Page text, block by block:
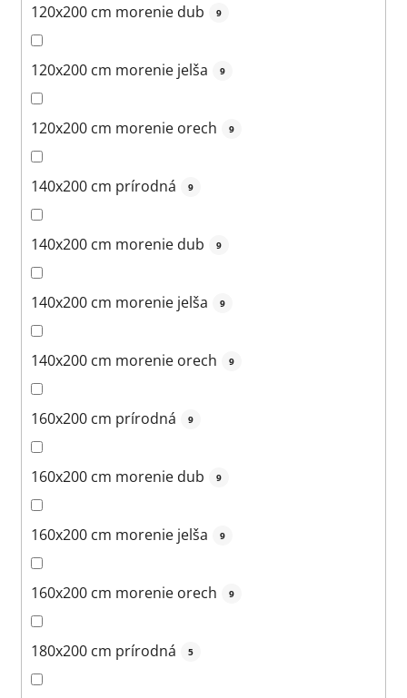
120x200 cm morenie dub 9
120x200 cm morenie jelša 9
120x200 cm morenie orech 9
140x200 cm prírodná 9
140x200 cm morenie dub 9
140x200 cm morenie jelša 9
140x200 cm morenie orech 9
160x200 cm prírodná 9
160x200 cm morenie dub 9
160x200 cm morenie jelša 9
160x200 cm morenie orech 9
180x200 cm prírodná 5